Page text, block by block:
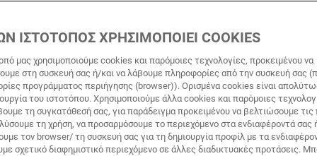
φυσικό μακιγιάζ
ΙΣΤΟΤΟΠΟΣ ΧΡΗΣΙΜΟΠΟΙΕΙ COOKIES
μας χρησιμοποιούμε cookies και παρόμοιες τεχνολογίες, προκειμένου να
στη συσκευή σας ή/και να λάβουμε πληροφορίες από την συσκευή σας
προγράμματος περιήγησης (browser)). Ορισμένα cookies είναι
του ιστοτόπου. Χρησιμοποιούμε άλλα cookies και παρόμοιες
τη συγκατάθεσή σας, για παράδειγμα προκειμένου να βελτιώσουμε τις
τη χρήση, να προσαρμόσουμε το περιεχόμενο στα ενδιαφέροντά σας
τον browser/ τη συσκευή σας για τη δημιουργία προφίλ με τα
σχετικό διαφημιστικό περιεχόμενο σε άλλες διαδικτυακές προτάσεις.